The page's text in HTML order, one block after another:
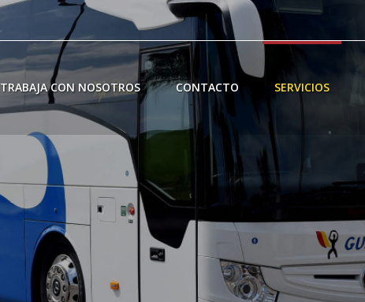
TRABAJA CON NOSOTROS CONTACTO SERVICIOS